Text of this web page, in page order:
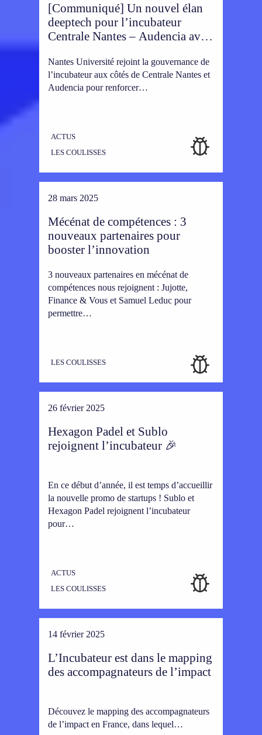
[Communiqué] Un nouvel élan
deeptech pour l’incubateur
Centrale Nantes – Audencia avec
Nantes Université rejoint la gouvernance de
l’incubateur aux côtés de Centrale Nantes et
Audencia pour renforcer…
ACTUS
LES COULISSES
28 mars 2025
Mécénat de compétences : 3
nouveaux partenaires pour
booster l’innovation
3 nouveaux partenaires en mécénat de
compétences nous rejoignent : Jujotte,
Finance & Vous et Samuel Leduc pour
permettre…
LES COULISSES
26 février 2025
Hexagon Padel et Sublo
rejoignent l’incubateur 🎉
En ce début d’année, il est temps d’accueillir
la nouvelle promo de startups ! Sublo et
Hexagon Padel rejoignent l’incubateur
pour…
ACTUS
LES COULISSES
14 février 2025
L’Incubateur est dans le mapping
des accompagnateurs de l’impact
Découvez le mapping des accompagnateurs
de l’impact en France, dans lequel…